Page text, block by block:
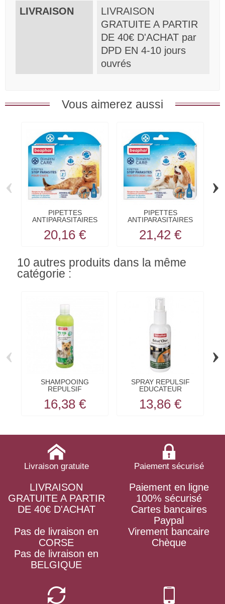
LIVRAISON
LIVRAISON
GRATUITE A PARTIR
DE 40€ D'ACHAT par
DPD EN 4-10 jours
ouvrés
Vous aimerez aussi
PIPETTES
ANTIPARASITAIRES
20,16 €
PIPETTES
ANTIPARASITAIRES
21,42 €
‹ ›
10 autres produits dans la même
catégorie :
SHAMPOOING
REPULSIF
pour...
16,38 €
SPRAY REPULSIF
EDUCATEUR
13,86 €
‹ ›
Livraison gratuite
LIVRAISON
GRATUITE A PARTIR
DE 40€ D'ACHAT
Pas de livraison en
CORSE
Pas de livraison en
BELGIQUE
Paiement sécurisé
Paiement en ligne
100% sécurisé
Cartes bancaires
Paypal
Virement bancaire
Chèque